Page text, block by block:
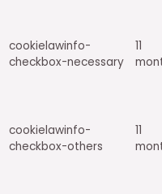
cookielawinfo-
checkbox-necessary
11
cookielawinfo-
checkbox-others
11